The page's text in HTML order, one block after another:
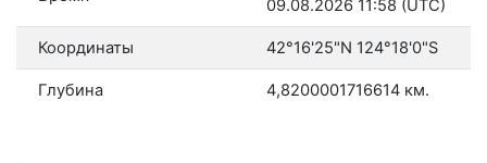
09.08.2026 11:58 (UTC)
Координаты 42°16'25"N 124°18'0"S
Глубина 4,8200001716614 км.